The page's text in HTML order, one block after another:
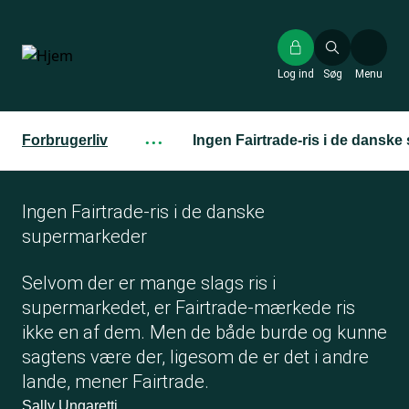
hovedindhold
Søg
Log ind Menu
Forbrugerliv ··· Ingen Fairtrade-ris i de
Ingen Fairtrade-ris i de danske
supermarkeder
Selvom der er mange slags ris i
supermarkedet, er Fairtrade-mærkede ris
ikke en af dem. Men de både burde og kunne
sagtens være der, ligesom de er det i andre
lande, mener Fairtrade.
Sally Ungaretti